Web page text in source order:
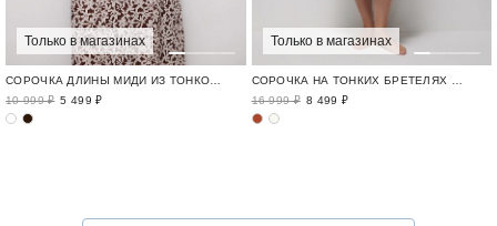
Только в магазинах
10 999 ₽ 5 499 ₽
Только в магазинах
16 999 ₽ 8 499 ₽